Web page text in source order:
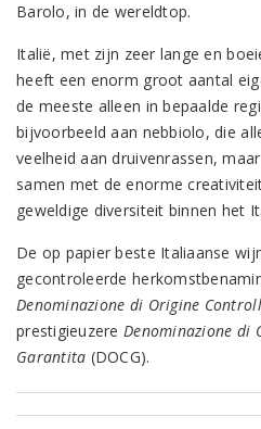
Barolo, in de wereldtop.
Italië, met zijn zeer lange en
heeft een enorm groot aantal
de meeste alleen in bepaalde
bijvoorbeeld aan nebbiolo, die
veelheid aan druivenrassen,
samen met de enorme
geweldige diversiteit binnen het
De op papier beste Italiaanse
gecontroleerde
Denominazione di Origine
prestigieuzereDenominazione di
Garantita (DOCG).